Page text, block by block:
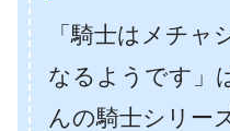
「騎士はメチャ
なるようです」
んの騎士シリー